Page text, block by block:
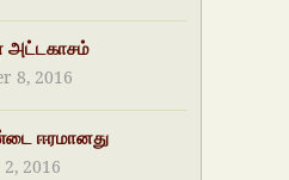
8, 2016
ஈரமானது
2016